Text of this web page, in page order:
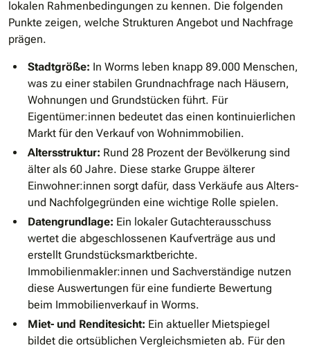
lokalen Rahmenbedingungen zu kennen. Die folgenden
Punkte zeigen, welche Strukturen Angebot und Nachfrage
prägen.
Stadtgröße: In Worms leben knapp 89.000 Menschen,
was zu einer stabilen Grundnachfrage nach Häusern,
Wohnungen und Grundstücken führt. Für
Eigentümer:innen bedeutet das einen kontinuierlichen
Markt für den Verkauf von Wohnimmobilien.
Altersstruktur: Rund 28 Prozent der Bevölkerung sind
älter als 60 Jahre. Diese starke Gruppe älterer
Einwohner:innen sorgt dafür, dass Verkäufe aus Alters-
und Nachfolgegründen eine wichtige Rolle spielen.
Datengrundlage: Ein lokaler Gutachterausschuss
wertet die abgeschlossenen Kaufverträge aus und
erstellt Grundstücksmarktberichte.
Immobilienmakler:innen und Sachverständige nutzen
diese Auswertungen für eine fundierte Bewertung
beim Immobilienverkauf in Worms.
Miet- und Renditesicht: Ein aktueller Mietspiegel
bildet die ortsüblichen Vergleichsmieten ab. Für den